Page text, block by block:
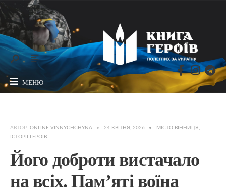
МЕНЮ
АВТОР: ONLINE VINNYCHCHYNA • 24 КВІТНЯ, 2026 • МІСТО ВІННИЦЯ ,
ІСТОРІЇ ГЕРОЇВ
Його доброти вистачало
на всіх. Пам’яті воїна